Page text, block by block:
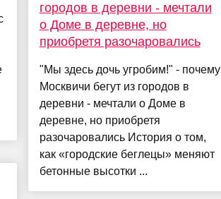
городов в деревни - мечтали
о Доме в деревне, но
приобретя разочаровались
"Мы здесь дочь угробим!" - почему
Москвичи бегут из городов в
деревни - мечтали о Доме в
деревне, но приобретя
разочаровались История о том,
как «городские беглецы» меняют
бетонные высотки ...